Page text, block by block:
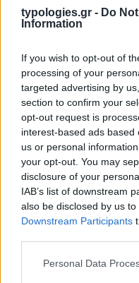
typologies.gr - Do
Information
If you wish to opt-out of
processing of your
targeted advertising by
section to confirm your
opt-out request is
interest-based ads
us or personal
your opt-out. You may
disclosure of your
IAB’s list of downstream
also be disclosed by us
Downstream Participants
Please note that this
Personal Data